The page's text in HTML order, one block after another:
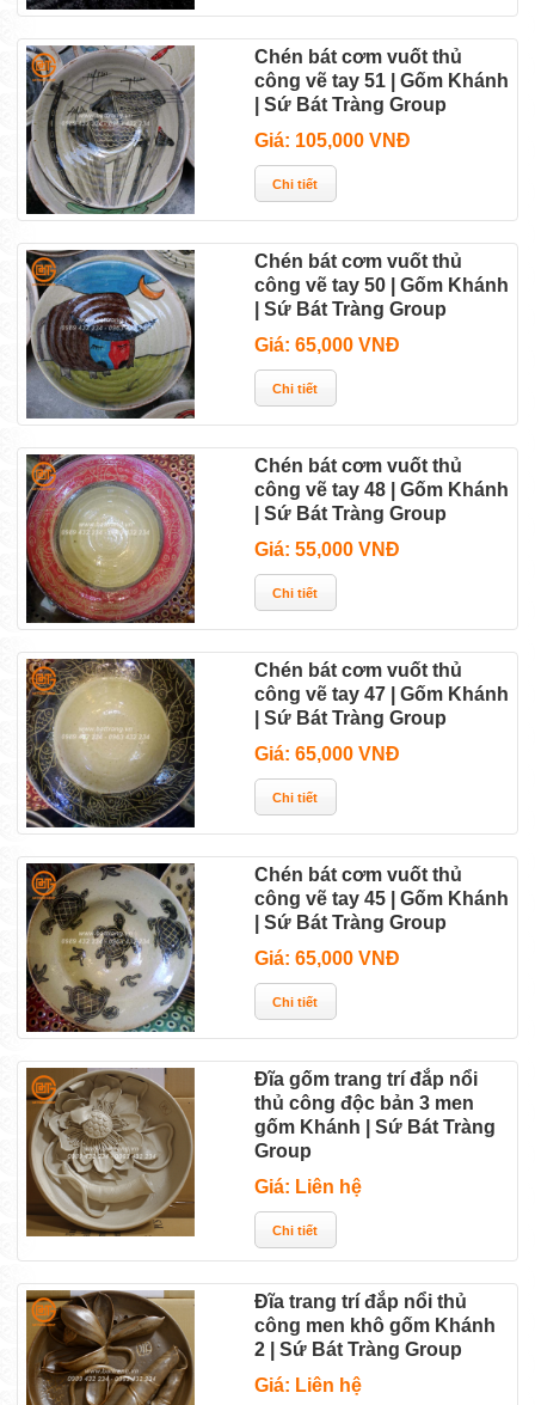
Chén bát cơm vuốt thủ
công vẽ tay 51 | Gốm Khánh
| Sứ Bát Tràng Group
Giá: 105,000 VNĐ
Chén bát cơm vuốt thủ
công vẽ tay 50 | Gốm Khánh
| Sứ Bát Tràng Group
Giá: 65,000 VNĐ
Chén bát cơm vuốt thủ
công vẽ tay 48 | Gốm Khánh
| Sứ Bát Tràng Group
Giá: 55,000 VNĐ
Chén bát cơm vuốt thủ
công vẽ tay 47 | Gốm Khánh
| Sứ Bát Tràng Group
Giá: 65,000 VNĐ
Chén bát cơm vuốt thủ
công vẽ tay 45 | Gốm Khánh
| Sứ Bát Tràng Group
Giá: 65,000 VNĐ
Đĩa gốm trang trí đắp nổi
thủ công độc bản 3 men
gốm Khánh | Sứ Bát Tràng
Group
Giá: Liên hệ
Đĩa trang trí đắp nổi thủ
công men khô gốm Khánh
2 | Sứ Bát Tràng Group
Giá: Liên hệ